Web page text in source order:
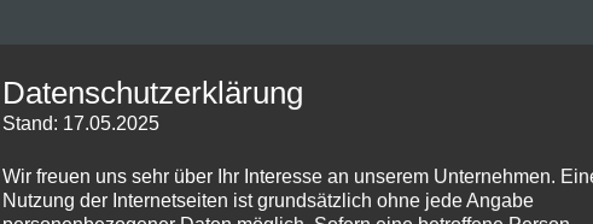
App
Datenschutzerklärung
Stand: 17.05.2025
Wir freuen uns sehr über Ihr Interesse an unserem Unternehmen.
Nutzung der Internetseiten ist grundsätzlich ohne jede Angabe